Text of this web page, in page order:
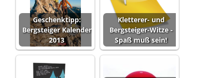
Geschenktipp:
Bergsteiger Kalender
2013
Kletterer- und
Bergsteiger-Witze -
Spaß muß sein!